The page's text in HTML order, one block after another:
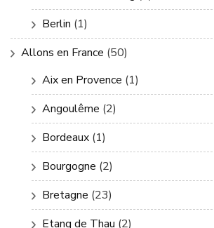
Berlin (1)
Allons en France (50)
Aix en Provence (1)
Angoulême (2)
Bordeaux (1)
Bourgogne (2)
Bretagne (23)
Etang de Thau (2)